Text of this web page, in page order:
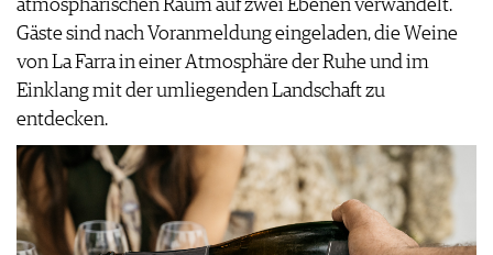
atmosphärischen Raum auf zwei Ebenen verwandelt.
Gäste sind nach Voranmeldung eingeladen, die Weine
von La Farra in einer Atmosphäre der Ruhe und im
Einklang mit der umliegenden Landschaft zu
entdecken.